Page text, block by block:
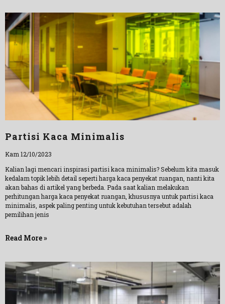
Partisi Kaca Minimalis
Kam 12/10/2023
Kalian lagi mencari inspirasi partisi kaca minimalis? Sebelum kita masuk
kedalam topik lebih detail seperti harga kaca penyekat ruangan, nanti kita
akan bahas di artikel yang berbeda. Pada saat kalian melakukan
perhitungan harga kaca penyekat ruangan, khususnya untuk partisi kaca
minimalis, aspek paling penting untuk kebutuhan tersebut adalah
pemilihan jenis
Read More »